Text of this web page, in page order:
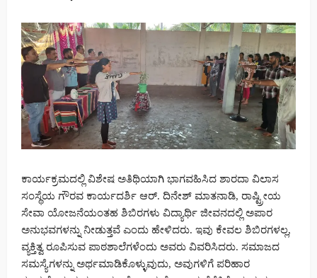
ಕಾರ್ಯಕ್ರಮದಲ್ಲಿ ವಿಶೇಷ ಅತಿಥಿಯಾಗಿ ಭಾಗವಹಿಸಿದ ಶಾರದಾ ವಿಲಾಸ
ಸಂಸ್ಥೆಯ ಗೌರವ ಕಾರ್ಯದರ್ಶಿ ಆರ್. ದಿನೇಶ್ ಮಾತನಾಡಿ, ರಾಷ್ಟ್ರೀಯ
ಸೇವಾ ಯೋಜನೆಯಂತಹ ಶಿಬಿರಗಳು ವಿದ್ಯಾರ್ಥಿ ಜೀವನದಲ್ಲಿ ಅಪಾರ
ಅನುಭವಗಳನ್ನು ನೀಡುತ್ತವೆ ಎಂದು ಹೇಳಿದರು. ಇವು ಕೇವಲ ಶಿಬಿರಗಳಲ್ಲ,
ವ್ಯಕ್ತಿತ್ವ ರೂಪಿಸುವ ಪಾಠಶಾಲೆಗಳೆಂದು ಅವರು ವಿವರಿಸಿದರು. ಸಮಾಜದ
ಸಮಸ್ಯೆಗಳನ್ನು ಅರ್ಥಮಾಡಿಕೊಳ್ಳುವುದು, ಅವುಗಳಿಗೆ ಪರಿಹಾರ